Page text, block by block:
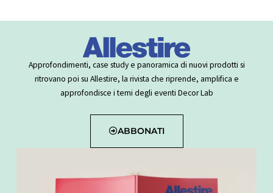
Approfondimenti, case study e panoramica di nuovi prodotti si
ritrovano poi su Allestire, la rivista che riprende, amplifica e
approfondisce i temi degli eventi Decor Lab
ABBONATI